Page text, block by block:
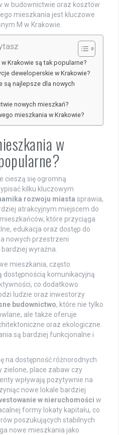
w budownictwie oraz kosztów
mieszkania jest kluczowe
M w Krakowie.
Krakowie są tak popularne?
deweloperskie w Krakowie?
są najlepsze dla nowych
nowych mieszkań?
mieszkania w Krakowie?
w
cieszą się ogromną
kilku kluczowym
rozwoju miasta sprawia,
atrakcyjnym miejscem do
które przyciąga
edukacja oraz dostęp do
nowych przestrzeni
wyraźna.
mieszkania, często
dostępnością komunikacyjną
co dodatkowo
ludzie oraz inwestorzy
budownictwo, które nie tylko
ale także oferuje
oraz ekologiczne.
są bardziej funkcjonalne i
na dostępność różnorodnych
zielone, place zabaw czy
wpływają pozytywnie na
nowe lokale bardziej
w nieruchomości w
formy lokaty kapitału, co
poszukujących stabilnych
nowe mieszkania jako